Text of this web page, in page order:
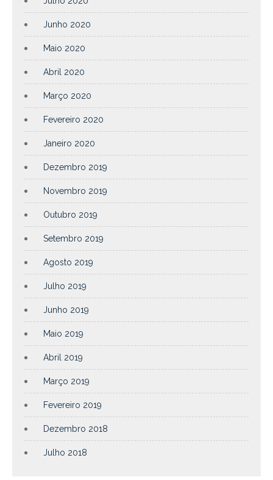
Junho 2020
Maio 2020
Abril 2020
Março 2020
Fevereiro 2020
Janeiro 2020
Dezembro 2019
Novembro 2019
Outubro 2019
Setembro 2019
Agosto 2019
Julho 2019
Junho 2019
Maio 2019
Abril 2019
Março 2019
Fevereiro 2019
Dezembro 2018
Julho 2018